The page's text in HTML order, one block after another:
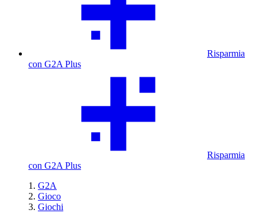
Risparmia
con G2A Plus
Risparmia
con G2A Plus
G2A
Gioco
Giochi